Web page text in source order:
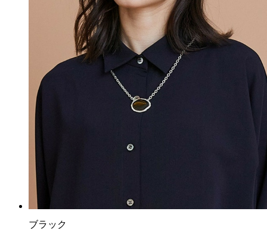
ブラック